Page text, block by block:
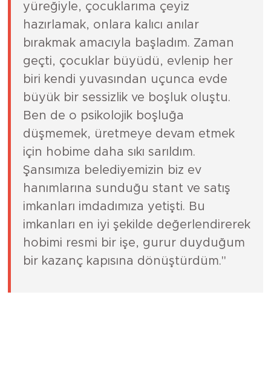
"Ben bu işe ilk olarak tamamen anne
yüreğiyle, çocuklarıma çeyiz
hazırlamak, onlara kalıcı anılar
bırakmak amacıyla başladım. Zaman
geçti, çocuklar büyüdü, evlenip her
biri kendi yuvasından uçunca evde
büyük bir sessizlik ve boşluk oluştu.
Ben de o psikolojik boşluğa
düşmemek, üretmeye devam etmek
için hobime daha sıkı sarıldım.
Şansımıza belediyemizin biz ev
hanımlarına sunduğu stant ve satış
imkanları imdadımıza yetişti. Bu
imkanları en iyi şekilde değerlendirerek
hobimi resmi bir işe, gurur duyduğum